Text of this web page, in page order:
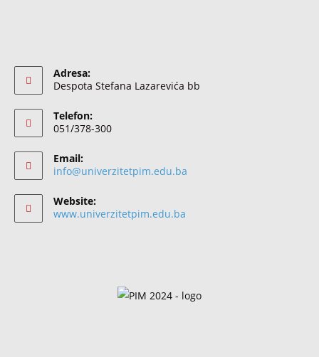
Adresa:
Despota Stefana Lazarevića bb
Telefon:
051/378-300
Email:
info@univerzitetpim.edu.ba
Website:
www.univerzitetpim.edu.ba